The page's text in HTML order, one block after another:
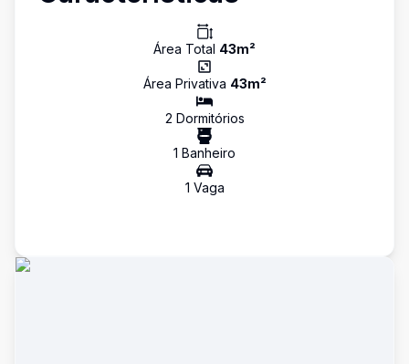
Área Total 43m²
Área Privativa 43m²
2 Dormitórios
1 Banheiro
1 Vaga